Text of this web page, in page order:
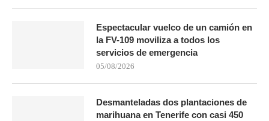
Espectacular vuelco de un camión en
la FV-109 moviliza a todos los
servicios de emergencia
05/08/2026
Desmanteladas dos plantaciones de
marihuana en Tenerife con casi 450